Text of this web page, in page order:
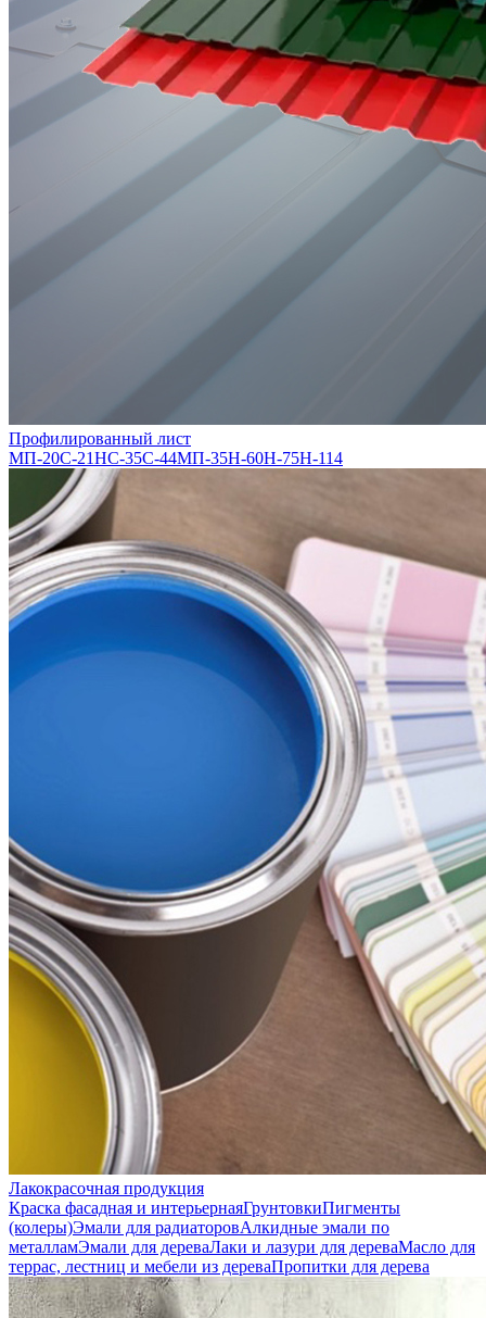
Профилированный лист
МП-20С-21НС-35С-44МП-35Н-60Н-75Н-114
Лакокрасочная продукция
Краска фасадная и интерьернаяГрунтовкиПигменты
(колеры)Эмали для радиаторовАлкидные эмали по
металламЭмали для дереваЛаки и лазури для дереваМасло для
террас, лестниц и мебели из дереваПропитки для дерева